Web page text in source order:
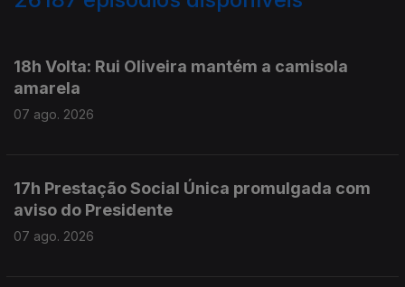
18h Volta: Rui Oliveira mantém a camisola
amarela
07 ago. 2026
17h Prestação Social Única promulgada com
aviso do Presidente
07 ago. 2026